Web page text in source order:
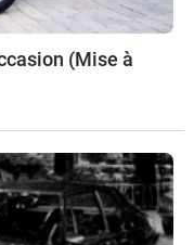
(Mise à